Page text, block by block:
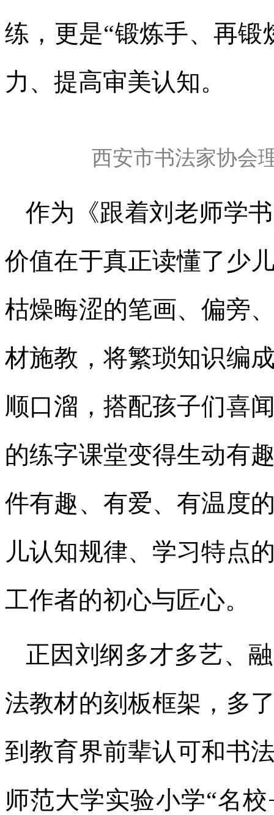
练，更是“锻炼手、再
力、提高审美认知。
西安市书法家协会
作为《跟着刘老师学
价值在于真正读懂了少
枯燥晦涩的笔画、偏旁
材施教，将繁琐知识编
顺口溜，搭配孩子们喜
的练字课堂变得生动有
件有趣、有爱、有温度
儿认知规律、学习特点
工作者的初心与匠心。
正因刘纲多才多艺、
法教材的刻板框架，多
到教育界前辈认可和书
师范大学实验小学“名